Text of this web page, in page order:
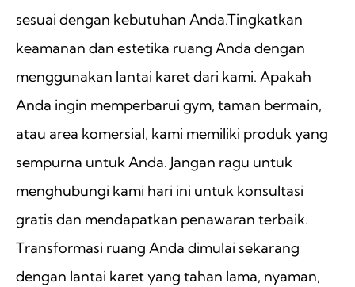
sesuai dengan kebutuhan Anda.Tingkatkan
keamanan dan estetika ruang Anda dengan
menggunakan lantai karet dari kami. Apakah
Anda ingin memperbarui gym, taman bermain,
atau area komersial, kami memiliki produk yang
sempurna untuk Anda. Jangan ragu untuk
menghubungi kami hari ini untuk konsultasi
gratis dan mendapatkan penawaran terbaik.
Transformasi ruang Anda dimulai sekarang
dengan lantai karet yang tahan lama, nyaman,